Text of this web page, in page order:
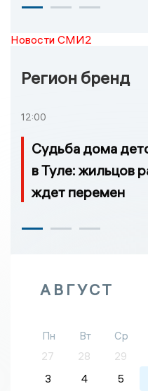
Новости СМИ2
Регион бренд
12:00
Судьба дома
в Туле: жильцов
ждет перемен
АВГУСТ
Пн Вт Ср
27
28 29
3
4 5